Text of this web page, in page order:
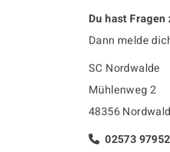
Du hast
Dann melde
SC Nordwalde
Mühlenweg 2
48356
02573